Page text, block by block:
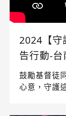
2024【守
告行動-台
鼓勵基督徒
心意，守護